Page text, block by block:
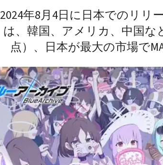
2024年8月4日に日本でのリリ
は、韓国、アメリカ、中国な
点）、日本が最大の市場で